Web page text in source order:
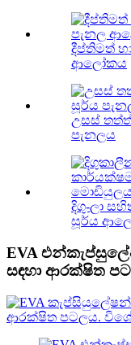
දීප්තිමත්
ආලෝකය
උසස්
පැනලය
දිගු-ලා
සූර්ය
EVA
සඳහා ආරක්ෂිත